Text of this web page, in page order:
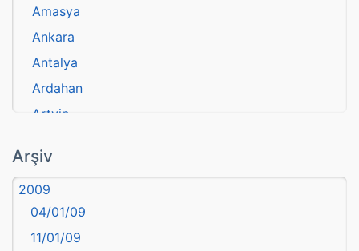
Amasya
Ankara
Antalya
Ardahan
Artvin
Aydın
Balıkesir
Bartın
başkentler
Arşiv
2009
04/01/09
11/01/09